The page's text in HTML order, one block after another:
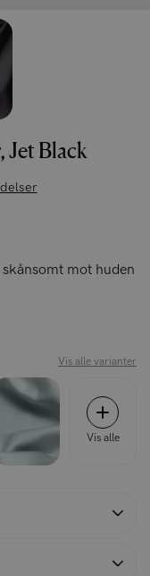
Jet Black
mot huden
Vis alle varianter
Vis alle